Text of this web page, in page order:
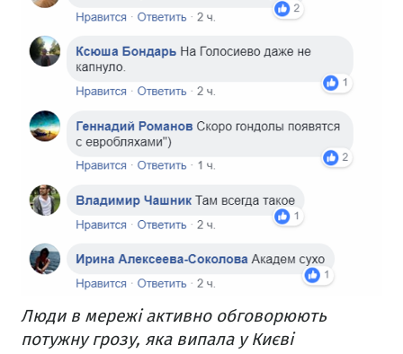
Люди в мережі активно обговорюють
потужну грозу, яка випала у Києві